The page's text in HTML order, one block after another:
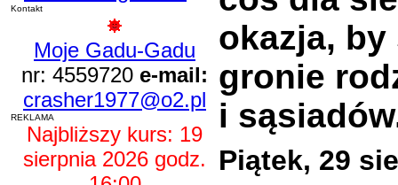
Kontakt
Moje Gadu-Gadu
nr: 4559720 e-mail:
crasher1977@o2.pl
REKLAMA
Najbliższy kurs: 19
sierpnia 2026 godz.
okazja, by
gronie
i
Piątek, 29